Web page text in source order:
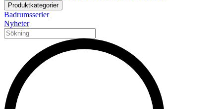
Produktkategorier
Badrumsserier
Nyheter